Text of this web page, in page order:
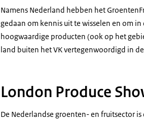
Namens Nederland hebben het
gedaan om kennis uit te wisselen en om
hoogwaardige producten (ook op het
land buiten het VK vertegenwoordigd in de
London Produce
De Nederlandse groenten- en fruitsector